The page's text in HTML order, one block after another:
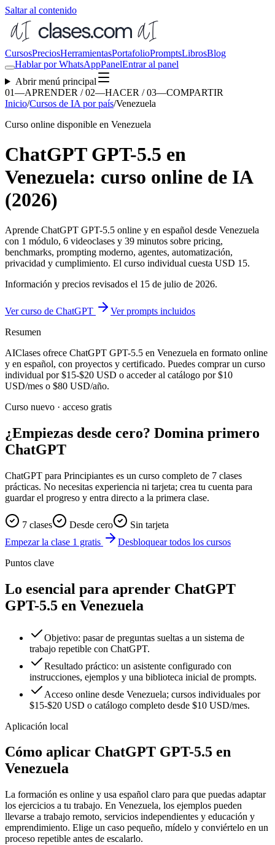
Saltar al contenido
CursosPreciosHerramientasPortafolioPromptsLibrosBlog
Hablar por WhatsAppPanelEntrar al panel
Abrir menú principal
01—APRENDER / 02—HACER / 03—COMPARTIR
Inicio/Cursos de IA por país/Venezuela
Curso online disponible en Venezuela
ChatGPT GPT-5.5 en
Venezuela: curso online de IA
(2026)
Aprende ChatGPT GPT-5.5 online y en español desde Venezuela
con 1 módulo, 6 videoclases y 39 minutos sobre pricing,
benchmarks, prompting moderno, agentes, automatización,
privacidad y cumplimiento. El curso individual cuesta USD 15.
Información y precios revisados el 15 de julio de 2026.
Ver curso de ChatGPT
Ver prompts incluidos
Resumen
AIClases ofrece ChatGPT GPT-5.5 en Venezuela en formato online
y en español, con proyectos y certificado. Puedes comprar un curso
individual por$15-$20 USD o acceder al catálogo por$10
USD/mes o $80 USD/año.
Curso nuevo · acceso gratis
¿Empiezas desde cero? Domina primero
ChatGPT
ChatGPT para Principiantes es un curso completo de 7 clases
prácticas. No necesitas experiencia ni tarjeta; crea tu cuenta para
guardar el progreso y entra directo a la primera clase.
7 clases Desde cero
Sin tarjeta
Empezar la clase 1 gratis
Desbloquear todos los cursos
Puntos clave
Lo esencial para aprender ChatGPT
GPT-5.5 en Venezuela
Objetivo: pasar de preguntas sueltas a un sistema de
trabajo repetible con ChatGPT.
Resultado práctico: un asistente configurado con
instrucciones, ejemplos y una biblioteca inicial de prompts.
Acceso online desde Venezuela; cursos individuales por
$15-$20 USD o catálogo completo desde $10 USD/mes.
Aplicación local
Cómo aplicar ChatGPT GPT-5.5 en
Venezuela
La formación es online y usa español claro para que puedas adaptar
los ejercicios a tu trabajo. En Venezuela, los ejemplos pueden
llevarse a trabajo remoto, servicios independientes y educación y
emprendimiento. Elige un caso pequeño, mídelo y conviértelo en un
proceso repetible antes de escalarlo.